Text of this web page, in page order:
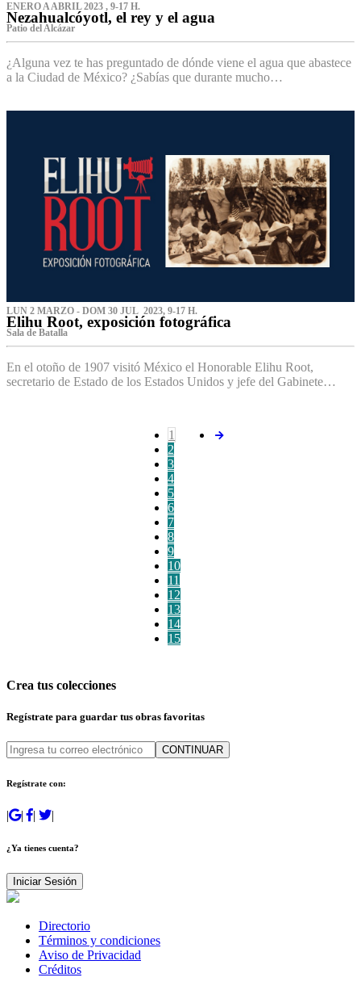
ENERO A ABRIL 2023 , 9-17 H.
Nezahualcóyotl, el rey y el agua
Patio del Alcázar
¿Alguna vez te has preguntado de dónde viene el agua que abastece
a la Ciudad de México? ¿Sabías que durante mucho…
LUN 2 MARZO - DOM 30 JUL 2023, 9-17 H.
Elihu Root, exposición fotográfica
Sala de Batalla
En el otoño de 1907 visitó México el Honorable Elihu Root,
secretario de Estado de los Estados Unidos y jefe del Gabinete…
1
2
3
4
5
6
7
8
9
10
11
12
13
14
15
Crea tus colecciones
Regístrate para guardar tus obras favoritas
CONTINUAR
Regístrate con:
| | | |
¿Ya tienes cuenta?
Iniciar Sesión
Directorio
Términos y condiciones
Aviso de Privacidad
Créditos